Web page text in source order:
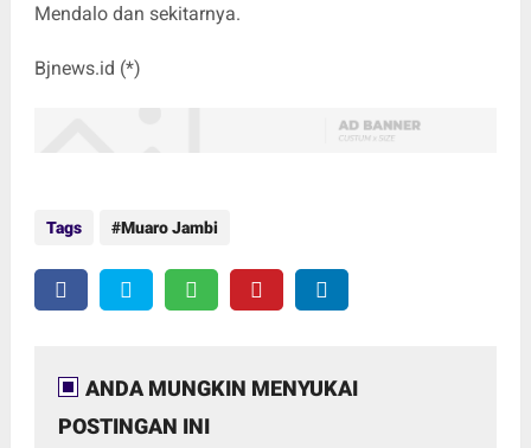
Mendalo dan sekitarnya.
Bjnews.id (*)
Tags Muaro Jambi
ANDA MUNGKIN MENYUKAI
POSTINGAN INI